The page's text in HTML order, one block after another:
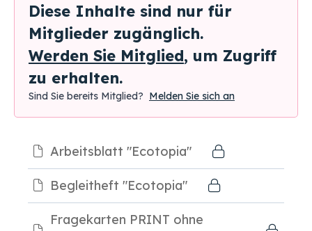
Diese Inhalte sind nur für
Mitglieder zugänglich.
Werden Sie Mitglied, um Zugriff
zu erhalten.
Sind Sie bereits Mitglied? Melden Sie sich an
Arbeitsblatt "Ecotopia"
Begleitheft "Ecotopia"
Fragekarten PRINT ohne